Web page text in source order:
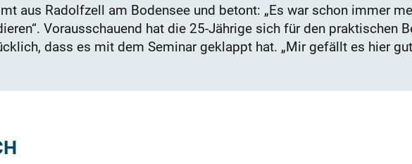
aus Radolfzell am Bodensee und betont: „Es war schon immer
Vorausschauend hat die 25-Jährige sich für den praktischen
dass es mit dem Seminar geklappt hat. „Mir gefällt es hier